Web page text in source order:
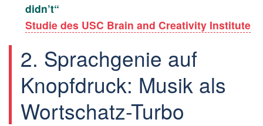
didn’t“
Studie des USC Brain and Creativity Institute
2. Sprachgenie auf
Knopfdruck: Musik als
Wortschatz-Turbo